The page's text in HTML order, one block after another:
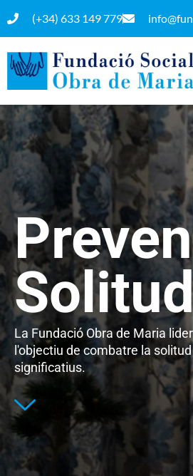
(+34) 633 149 779
La Fundació Obra de Maria
l'objectiu de combatre la
significatius.